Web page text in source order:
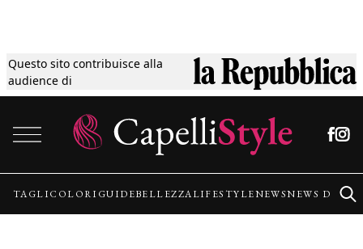
Questo sito contribuisce alla
audience di
Tagli
Colori
Guide
TAGLICOLORI GUIDEBELLEZZALIFESTYLENEWSNEWS